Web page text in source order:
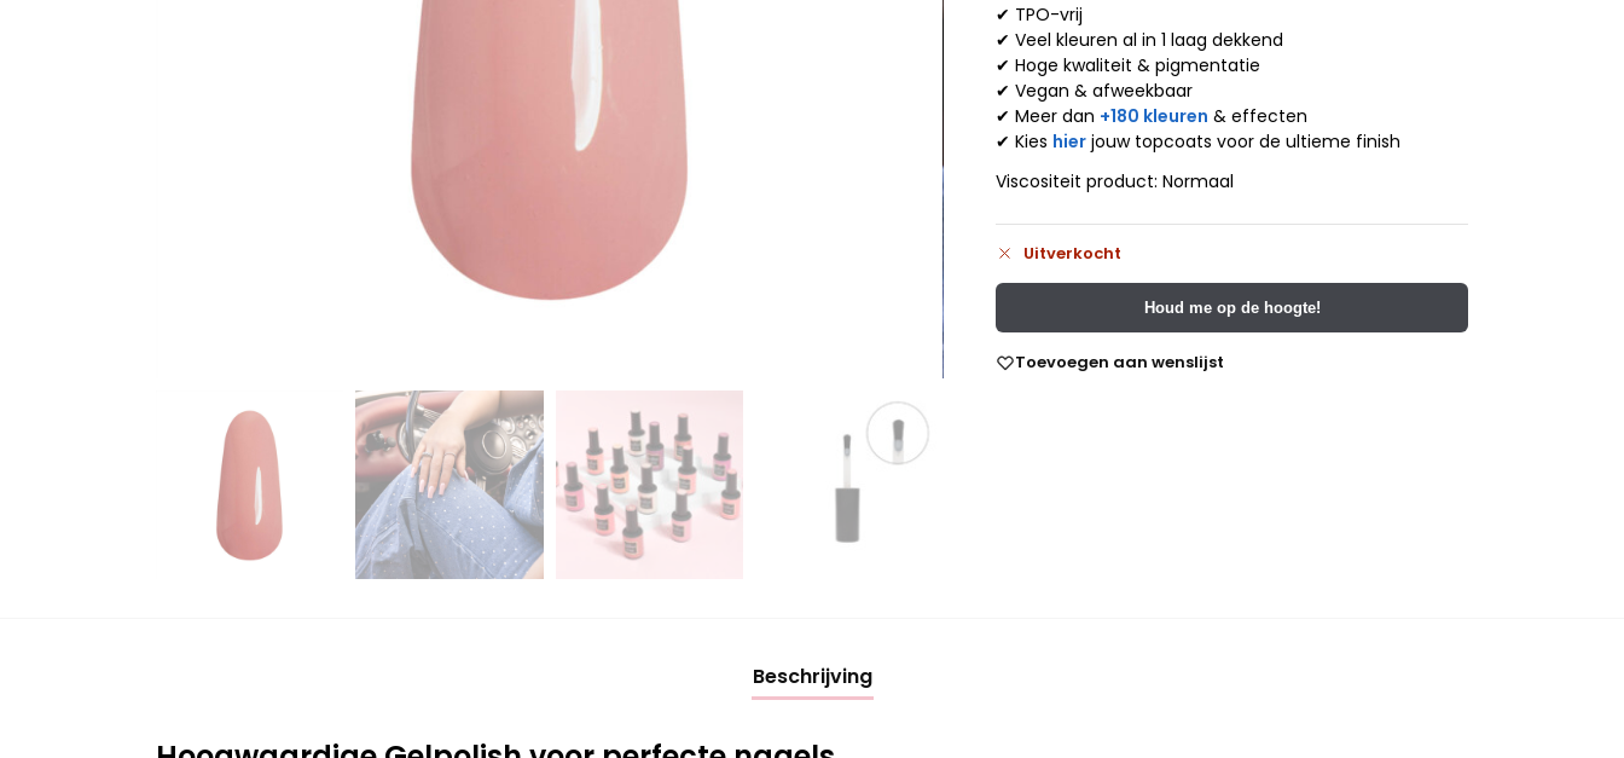
✔ TPO-vrij
✔ Veel kleuren al in 1 laag dekkend
✔ Hoge kwaliteit & pigmentatie
✔ Vegan & afweekbaar
✔ Meer dan +180 kleuren & effecten
✔ Kies hier jouw topcoats voor de ultieme finish
Viscositeit product: Normaal
Uitverkocht
Houd me op de hoogte!
Toevoegen aan wenslijst
Beschrijving